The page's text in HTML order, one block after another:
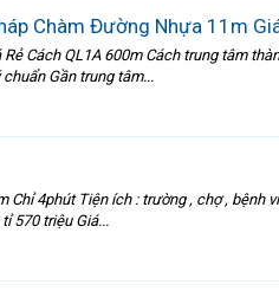
Chàm Đường Nhựa 11m
Cách QL1A 600m Cách trung tâm
Gần trung tâm...
4phút Tiện ích : trường , chợ ,
570 triệu Giá...